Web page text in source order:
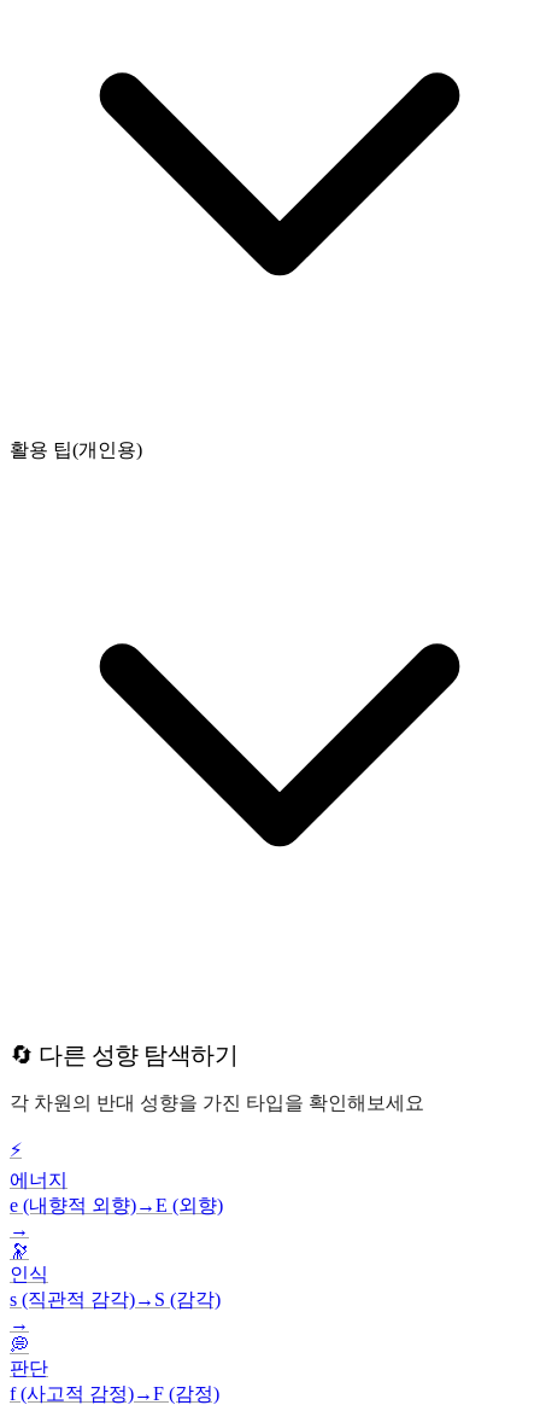
활용 팁(개인용)
🔄 다른 성향 탐색하기
각 차원의 반대 성향을 가진 타입을 확인해보세요
⚡
에너지
e (내향적 외향)→E (외향)
→
🔭
인식
s (직관적 감각)→ S (감각)
→
💭
판단
f (사고적 감정)→F (감정)